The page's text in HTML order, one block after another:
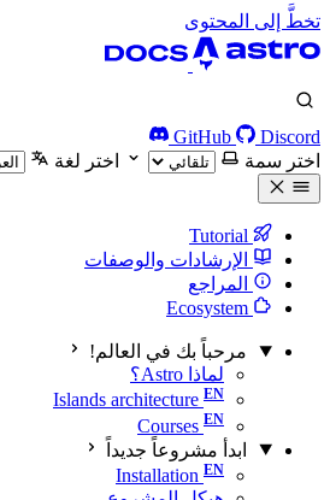
تخطَّ إلى المحتوى
GitHub
Discord
اختر سمة
اختر لغة
الإرشادات والوصفات
المراجع
مرحباً بك في العالم!
لماذا Astro؟
Islands architecture
Courses
ابدأ مشروعاً جديداً
Installation